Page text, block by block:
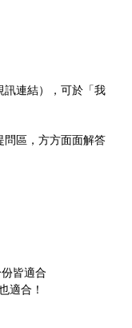
訊連結），可於「我
問區，方方面面解答
皆適合
適合！